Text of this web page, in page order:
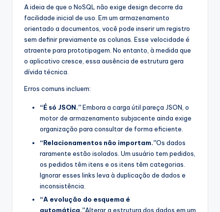
A ideia de que o NoSQL não exige design decorre da
facilidade inicial de uso. Em um armazenamento
orientado a documentos, você pode inserir um registro
sem definir previamente as colunas. Esse velocidade é
atraente para prototipagem. No entanto, à medida que
o aplicativo cresce, essa ausência de estrutura gera
dívida técnica.
Erros comuns incluem:
“É só JSON.”Embora a carga útil pareça JSON, o
motor de armazenamento subjacente ainda exige
organização para consultar de forma eficiente.
“Relacionamentos não importam.”Os dados
raramente estão isolados. Um usuário tem pedidos,
os pedidos têm itens e os itens têm categorias.
Ignorar esses links leva à duplicação de dados e
inconsistência.
“A evolução do esquema é
automática.”Alterar a estrutura dos dados em um